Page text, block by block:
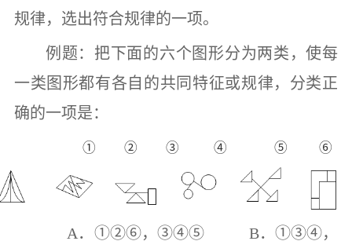
规律，选出符合规律的一项。
例题：把下面的六个图形分为两类，使每
一类图形都有各自的共同特征或规律，分类正
确的一项是：
① ② ③ ④ ⑤ ⑥
A． ①②⑥，③④⑤ B． ①③④，